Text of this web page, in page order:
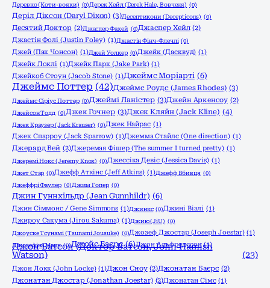
Деревко (Коти-вояки) (0)Дерек Хейл (Derek Hale, Вовченя) (0)
Деріл Діксон (Daryl Dixon) (3)Десептикони (Decepticons) (0)
Десятий Доктор (2)Джаспер Фахей (0)Джаспер Хейл (2)
Джастін Фолі (Justin Foley) (1)Джастін Фінч-Флечлі (0)
Джей (Пак Чонсон) (1)Джей Уолкер (0)Джейк (Дасквуд) (1)
Джейк Локлі (1)Джейк Парк (Jake Park) (1)
Джейкоб Стоун (Jacob Stone) (1)Джеймс Моріарті (6)
Джеймс Поттер (42)Джеймс Роудс (James Rhodes) (3)
Джеймс Сіріус Поттер (0)Джеймі Ланістер (3)Джейн Аркенсоу (2)
Джейсон Тодд (0)Джек Гочнер (3)Джек Кляйн (Jack Kline) (4)
Джек Краузер (Jack Krauser) (0)Джек Найрас (1)
Джек Спарроу (Jack Sparrow) (1)Джемма Стайлс (One direction) (1)
Джерард Вей (2)Джеремая Фішер (The summer I turned pretty) (1)
Джеремі Нокс (Jeremy Knox) (0)Джессіка Девіс (Jessica Davis) (1)
Джет Стар (0)Джефф Аткінс (Jeff Atkins) (1)Джефф Вбивця (0)
Джеффрі Фаулер (0)Джим Гопер (0)
Джин Гуннхільдр (Jean Gunnhildr) (6)
Джин Сіммонс / Gene Simmons (1)Джинкс (0)Джині Візлі (1)
Джироу Сакума (Jirou Sakuma) (1)Джию (JiU) (0)
Джоyске Тсунамі (Tsunami Jousuke) (0)Джозеф Джостар (Joseph Joestar) (1)
Джозефіна Марч (0)Джойс Баєрс (6)Джон Альфредссон (1)
Джон Ватсон (Доктор Ватсон, John Hamish
Watson)
(23)
Джон Локк (John Locke) (1)Джон Сноу (2)Джонатан Баєрс (2)
Джонатан Джостар (Jonathan Joestar) (2)Джонатан Сімс (1)